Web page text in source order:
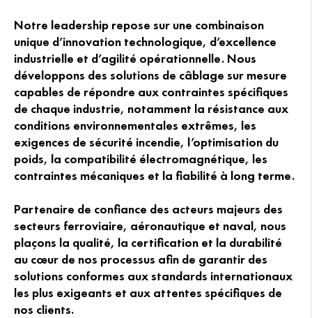
Notre leadership repose sur une combinaison
unique d’innovation technologique, d’excellence
industrielle et d’agilité opérationnelle. Nous
développons des solutions de câblage sur mesure
capables de répondre aux contraintes spécifiques
de chaque industrie, notamment la résistance aux
conditions environnementales extrêmes, les
exigences de sécurité incendie, l’optimisation du
poids, la compatibilité électromagnétique, les
contraintes mécaniques et la fiabilité à long terme.
Partenaire de confiance des acteurs majeurs des
secteurs ferroviaire, aéronautique et naval, nous
plaçons la qualité, la certification et la durabilité
au cœur de nos processus afin de garantir des
solutions conformes aux standards internationaux
les plus exigeants et aux attentes spécifiques de
nos clients.